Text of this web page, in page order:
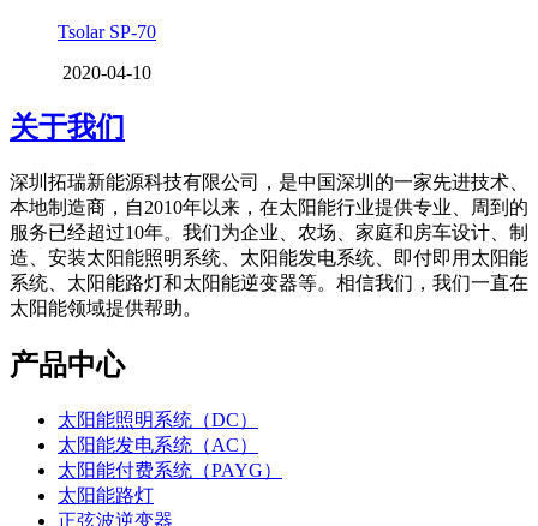
Tsolar SP-70
2020-04-10
关于我们
深圳拓瑞新能源科技有限公司，是中国深圳的一家先进技术、
本地制造商，自2010年以来，在太阳能行业提供专业、周到的
服务已经超过10年。我们为企业、农场、家庭和房车设计、制
造、安装太阳能照明系统、太阳能发电系统、即付即用太阳能
系统、太阳能路灯和太阳能逆变器等。相信我们，我们一直在
太阳能领域提供帮助。
产品中心
太阳能照明系统（DC）
太阳能发电系统（AC）
太阳能付费系统（PAYG）
太阳能路灯
正弦波逆变器